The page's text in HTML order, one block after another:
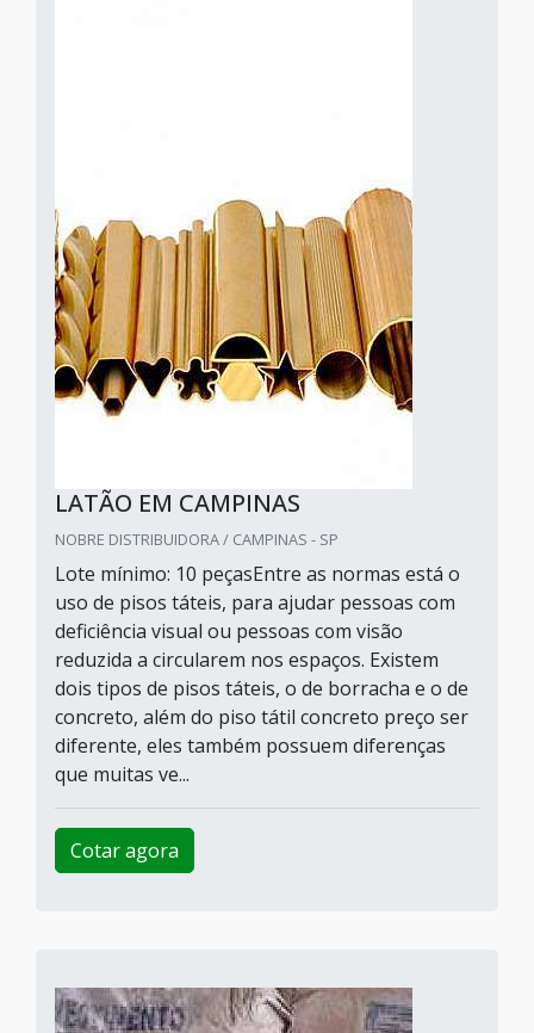
LATÃO EM CAMPINAS
NOBRE DISTRIBUIDORA / CAMPINAS - SP
Lote mínimo: 10 peçasEntre as normas está o
uso de pisos táteis, para ajudar pessoas com
deficiência visual ou pessoas com visão
reduzida a circularem nos espaços. Existem
dois tipos de pisos táteis, o de borracha e o de
concreto, além do piso tátil concreto preço ser
diferente, eles também possuem diferenças
que muitas ve...
Cotar agora